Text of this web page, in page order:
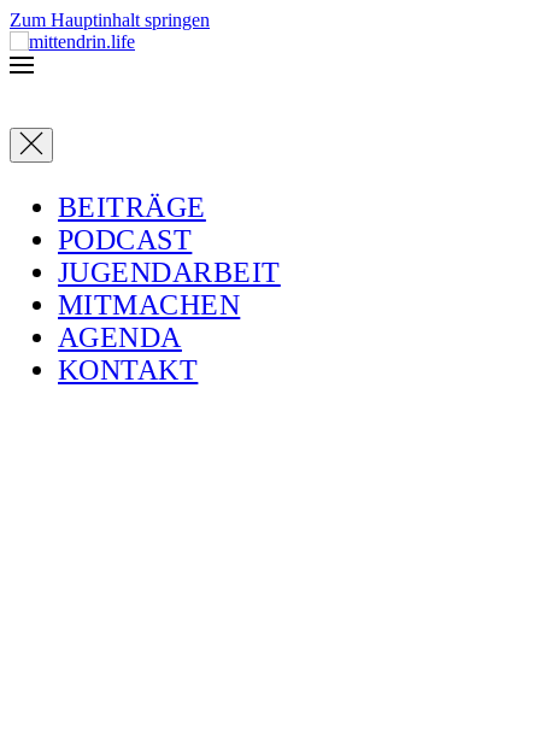
Zum Hauptinhalt springen
BEITRÄGE
PODCAST
JUGENDARBEIT
MITMACHEN
AGENDA
KONTAKT